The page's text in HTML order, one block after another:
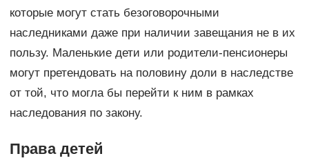
которые могут стать безоговорочными
наследниками даже при наличии завещания не в их
пользу. Маленькие дети или родители-пенсионеры
могут претендовать на половину доли в наследстве
от той, что могла бы перейти к ним в рамках
наследования по закону.
Права детей